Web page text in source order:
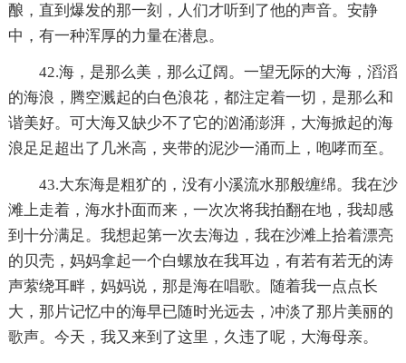
酿，直到爆发的那一刻，人们才听到了他的声音。安静
中，有一种浑厚的力量在潜息。
42.海，是那么美，那么辽阔。一望无际的大海，滔滔
的海浪，腾空溅起的白色浪花，都注定着一切，是那么和
谐美好。可大海又缺少不了它的汹涌澎湃，大海掀起的海
浪足足超出了几米高，夹带的泥沙一涌而上，咆哮而至。
43.大东海是粗犷的，没有小溪流水那般缠绵。我在沙
滩上走着，海水扑面而来，一次次将我拍翻在地，我却感
到十分满足。我想起第一次去海边，我在沙滩上拾着漂亮
的贝壳，妈妈拿起一个白螺放在我耳边，有若有若无的涛
声萦绕耳畔，妈妈说，那是海在唱歌。随着我一点点长
大，那片记忆中的海早已随时光远去，冲淡了那片美丽的
歌声。今天，我又来到了这里，久违了呢，大海母亲。